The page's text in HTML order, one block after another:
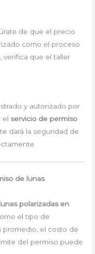
de que el precio
como el proceso
verifica que el taller
y autorizado por
el servicio de permiso
te dará la seguridad de
de lunas
polarizadas en
el tipo de
promedio, el costo de
del permiso puede